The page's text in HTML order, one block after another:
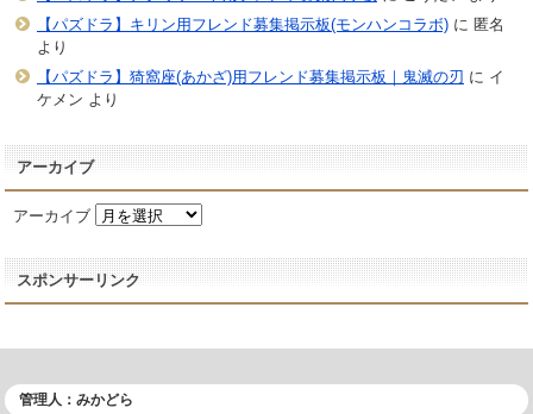
【パズドラ】キリン用フレンド募集掲示板(モンハンコラボ)に 匿名
より
【パズドラ】猗窩座(あかざ)用フレンド募集掲示板｜鬼滅の刃 に イ
ケメン より
アーカイブ
アーカイブ
スポンサーリンク
管理人：みかどら